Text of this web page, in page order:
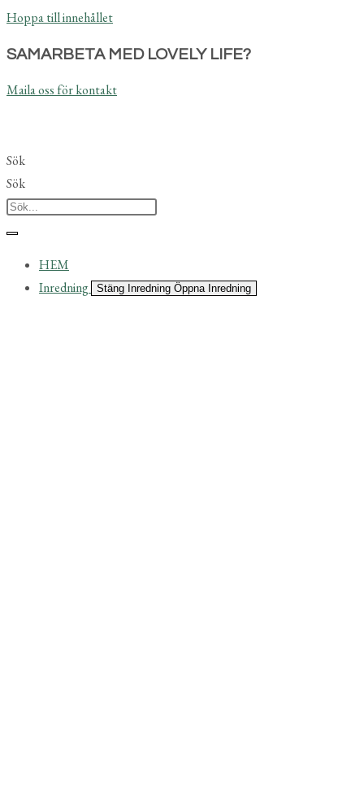
Hoppa till innehållet
SAMARBETA MED LOVELY LIFE?
Maila oss för kontakt
Sök
Sök
HEM
Inredning
Stäng Inredning Öppna Inredning